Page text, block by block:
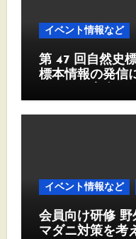
イベント情報など
第 47 回自然史
標本情報の発信
イベント情報など
会員向け研修
マダニ対策を考